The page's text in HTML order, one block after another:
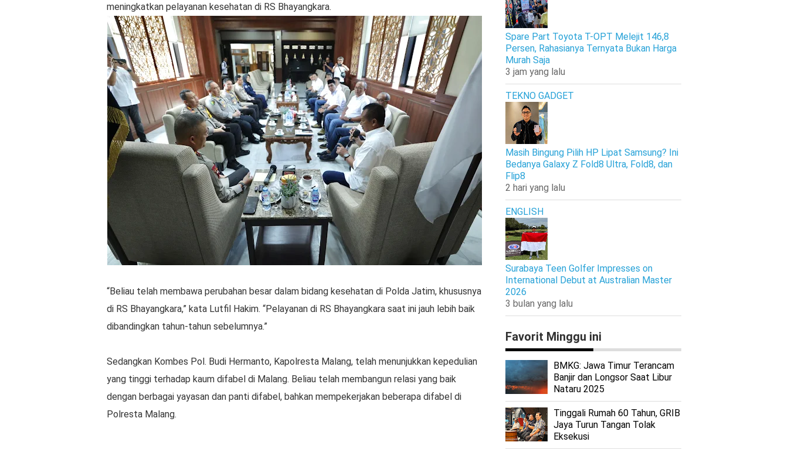
meningkatkan pelayanan kesehatan di RS Bhayangkara.
“Beliau telah membawa perubahan besar dalam bidang kesehatan di Polda Jatim, khususnya
di RS Bhayangkara,” kata Lutfil Hakim. “Pelayanan di RS Bhayangkara saat ini jauh lebih baik
dibandingkan tahun-tahun sebelumnya.”
Sedangkan Kombes Pol. Budi Hermanto, Kapolresta Malang, telah menunjukkan kepedulian
yang tinggi terhadap kaum difabel di Malang. Beliau telah membangun relasi yang baik
dengan berbagai yayasan dan panti difabel, bahkan mempekerjakan beberapa difabel di
Polresta Malang.
Spare Part Toyota T-OPT Melejit 146,8
Persen, Rahasianya Ternyata Bukan Harga
Murah Saja
3 jam yang lalu
TEKNO GADGET
Masih Bingung Pilih HP Lipat Samsung? Ini
Bedanya Galaxy Z Fold8 Ultra, Fold8, dan
Flip8
2 hari yang lalu
ENGLISH
Surabaya Teen Golfer Impresses on
International Debut at Australian Master
2026
3 bulan yang lalu
Favorit Minggu ini
BMKG: Jawa Timur Terancam
Banjir dan Longsor Saat Libur
Nataru 2025
Tinggali Rumah 60 Tahun, GRIB
Jaya Turun Tangan Tolak
Eksekusi